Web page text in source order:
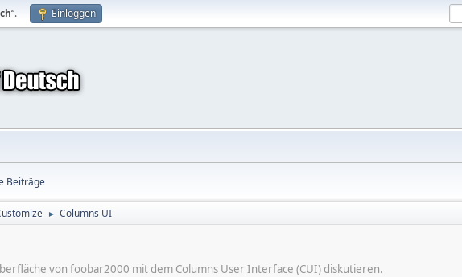
“. Einloggen
Beiträge
► Columns UI
von foobar2000 mit dem Columns User Interface (CUI) diskutieren.